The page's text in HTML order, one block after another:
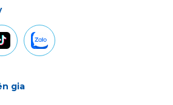
gia